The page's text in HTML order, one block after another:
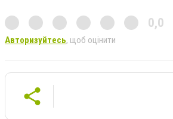
0,0
Авторизуйтесь, щоб оцінити